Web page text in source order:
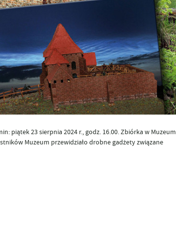
piątek 23 sierpnia 2024 r., godz. 16.00. Zbiórka w Muzeum
Muzeum przewidziało drobne gadżety związane